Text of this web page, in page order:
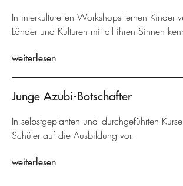
In interkulturellen Workshops lernen Kinder
Länder und Kulturen mit all ihren Sinnen
weiterlesen
Junge Azubi-Botschafter
In selbstgeplanten und -durchgeführten
Schüler auf die Ausbildung vor.
weiterlesen